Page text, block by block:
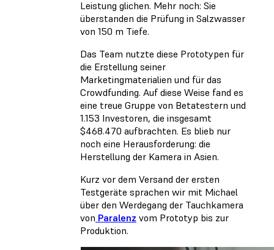
Leistung glichen. Mehr noch: Sie
überstanden die Prüfung in Salzwasser
von 150 m Tiefe.
Das Team nutzte diese Prototypen für
die Erstellung seiner
Marketingmaterialien und für das
Crowdfunding. Auf diese Weise fand es
eine treue Gruppe von Betatestern und
1.153 Investoren, die insgesamt
$468.470 aufbrachten. Es blieb nur
noch eine Herausforderung: die
Herstellung der Kamera in Asien.
Kurz vor dem Versand der ersten
Testgeräte sprachen wir mit Michael
über den Werdegang der Tauchkamera
von Paralenz vom Prototyp bis zur
Produktion.